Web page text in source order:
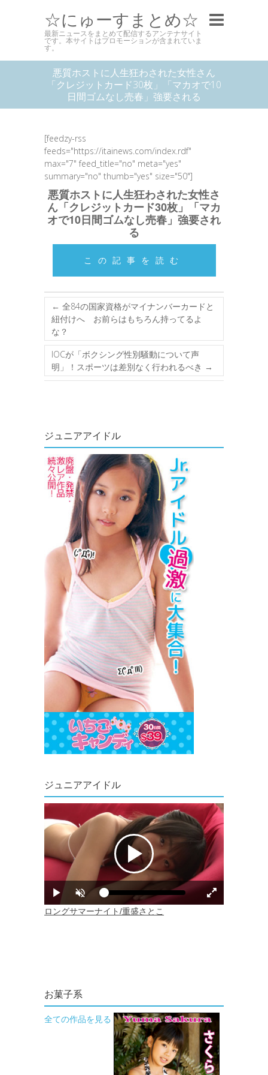
☆にゅーすまとめ☆
最新ニュースをまとめて配信するアンテナサイト
です。本サイトはプロモーションが含まれていま
す。
悪質ホストに人生狂わされた女性さん
「クレジットカード30枚」「マカオで10
日間ゴムなし売春」強要される
[feedzy-rss
feeds="https://itainews.com/index.rdf"
max="7" feed_title="no" meta="yes"
summary="no" thumb="yes" size="50"]
悪質ホストに人生狂わされた女性さ
ん「クレジットカード30枚」「マカ
オで10日間ゴムなし売春」強要され
る
この記事を読む
← 全84の国家資格がマイナンバーカードと
紐付けへ お前らはもちろん持ってるよ
な？
IOCが「ボクシング性別騒動について声
明」！スポーツは差別なく行われるべき →
ジュニアアイドル
ジュニアアイドル
お菓子系
全ての作品を見る